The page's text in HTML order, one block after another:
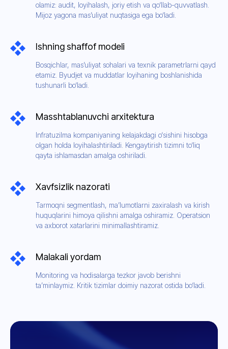
olamiz: audit, loyihalash, joriy etish va qo‘llab-quvvatlash.
Mijoz yagona mas’uliyat nuqtasiga ega bo‘ladi.
Ishning shaffof modeli
Bosqichlar, mas’uliyat sohalari va texnik parametrlarni qayd
etamiz. Byudjet va muddatlar loyihaning boshlanishida
tushunarli bo‘ladi.
Masshtablanuvchi arxitektura
Infratuzilma kompaniyaning kelajakdagi o‘sishini hisobga
olgan holda loyihalashtiriladi. Kengaytirish tizimni to‘liq
qayta ishlamasdan amalga oshiriladi.
Xavfsizlik nazorati
Tarmoqni segmentlash, ma’lumotlarni zaxiralash va kirish
huquqlarini himoya qilishni amalga oshiramiz. Operatsion
va axborot xatarlarini minimallashtiramiz.
Malakali yordam
Monitoring va hodisalarga tezkor javob berishni
ta’minlaymiz. Kritik tizimlar doimiy nazorat ostida bo‘ladi.